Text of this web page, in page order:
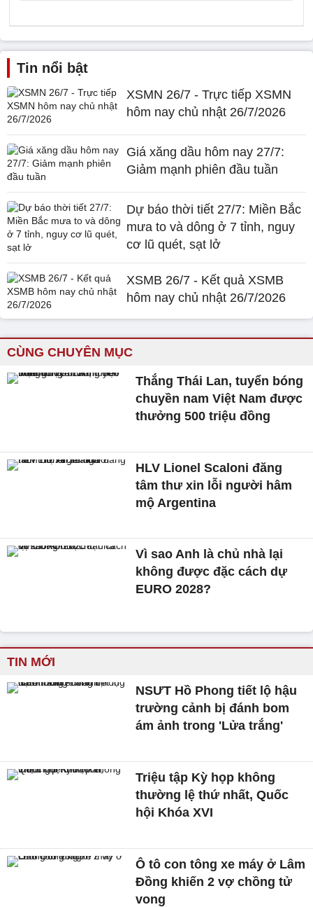
Tin nổi bật
XSMN 26/7 - Trực tiếp XSMN
hôm nay chủ nhật 26/7/2026
Giá xăng dầu hôm nay 27/7:
Giảm mạnh phiên đầu tuần
Dự báo thời tiết 27/7: Miền Bắc
mưa to và dông ở 7 tỉnh, nguy
cơ lũ quét, sạt lở
XSMB 26/7 - Kết quả XSMB
hôm nay chủ nhật 26/7/2026
CÙNG CHUYÊN MỤC
Thắng Thái Lan, tuyển bóng
chuyền nam Việt Nam được
thưởng 500 triệu đồng
HLV Lionel Scaloni đăng
tâm thư xin lỗi người hâm
mộ Argentina
Vì sao Anh là chủ nhà lại
không được đặc cách dự
EURO 2028?
TIN MỚI
NSƯT Hồ Phong tiết lộ hậu
trường cảnh bị đánh bom
ám ảnh trong 'Lửa trắng'
Triệu tập Kỳ họp không
thường lệ thứ nhất, Quốc
hội Khóa XVI
Ô tô con tông xe máy ở Lâm
Đồng khiến 2 vợ chồng tử
vong